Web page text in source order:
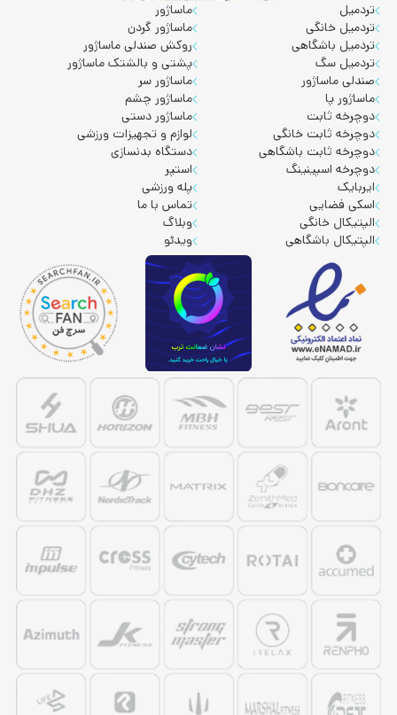
تردمیل
تردمیل خانگی
تردمیل باشگاهی
تردمیل سگ
صندلی ماساژور
ماساژور پا
دوچرخه ثابت
دوچرخه ثابت خانگی
دوچرخه ثابت باشگاهی
دوچرخه اسپینینگ
ایربایک
اسکی فضایی
الپتیکال خانگی
الپتیکال باشگاهی
ماساژور
ماساژور گردن
روکش صندلی ماساژور
پشتی و بالشتک ماساژور
ماساژور سر
ماساژور چشم
ماساژور دستی
لوازم و تجهیزات ورزشی
دستگاه بدنسازی
استپر
پله ورزشی
تماس با ما
وبلاگ
ویدئو